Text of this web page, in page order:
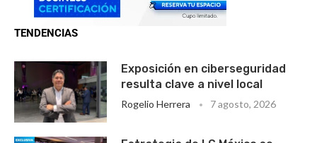
TENDENCIAS
Exposición en ciberseguridad
resulta clave a nivel local
Rogelio Herrera 7 agosto, 2026